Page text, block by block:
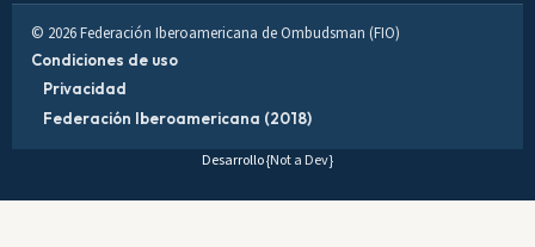
© 2026 Federación Iberoamericana de Ombudsman (FIO)
Condiciones de uso
Privacidad
Federación Iberoamericana (2018)
Desarrollo{Not a Dev}